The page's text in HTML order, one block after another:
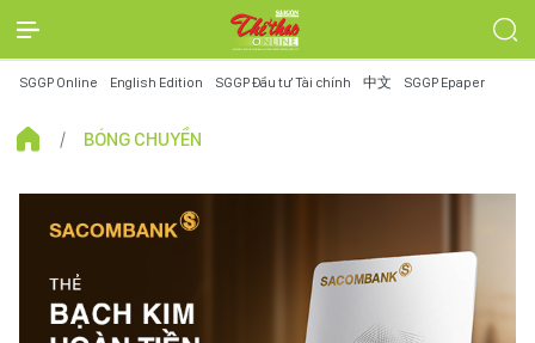
SGGP Online English Edition SGGP Đầu tư Tài chính 中文 SGGP Epaper
BÓNG CHUYỀN